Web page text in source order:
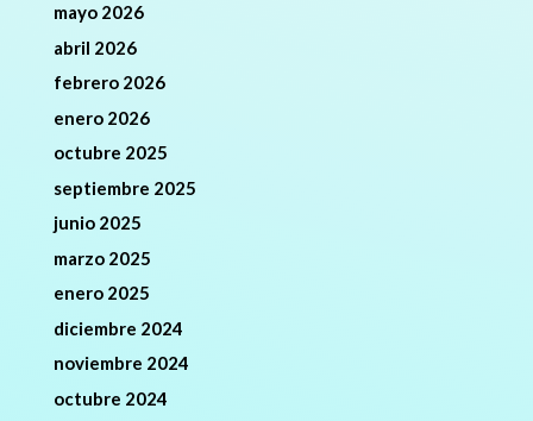
mayo 2026
abril 2026
febrero 2026
enero 2026
octubre 2025
septiembre 2025
junio 2025
marzo 2025
enero 2025
diciembre 2024
noviembre 2024
octubre 2024